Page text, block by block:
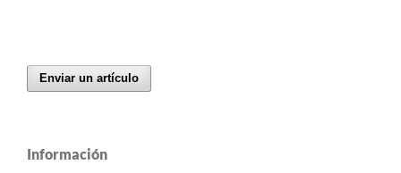
Enviar un artículo
Información